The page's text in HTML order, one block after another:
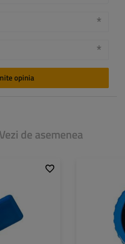
opinia
Vezi de asemenea
Diametru